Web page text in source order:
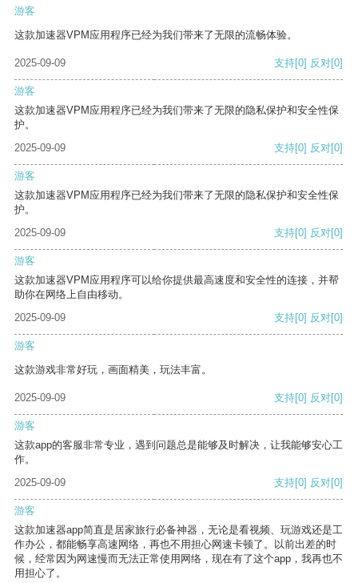
游客
这款加速器VPM应用程序已经为我们带来了无限的流畅体验。
2025-09-09 支持[0] 反对[0]
游客
这款加速器VPM应用程序已经为我们带来了无限的隐私保护和安全性保
护。
2025-09-09
支持[0] 反对[0]
游客
这款加速器VPM应用程序已经为我们带来了无限的隐私保护和安全性保
护。
2025-09-09
支持[0] 反对[0]
游客
这款加速器VPM应用程序可以给你提供最高速度和安全性的连接，并帮
助你在网络上自由移动。
2025-09-09
支持[0] 反对[0]
游客
这款游戏非常好玩，画面精美，玩法丰富。
2025-09-09 支持[0] 反对[0]
游客
这款app的客服非常专业，遇到问题总是能够及时解决，让我能够安心工
作。
2025-09-09
支持[0] 反对[0]
游客
这款加速器app简直是居家旅行必备神器，无论是看视频、玩游戏还是工
作办公，都能畅享高速网络，再也不用担心网速卡顿了。以前出差的时
候，经常因为网速慢而无法正常使用网络，现在有了这个app，我再也不
用担心了。